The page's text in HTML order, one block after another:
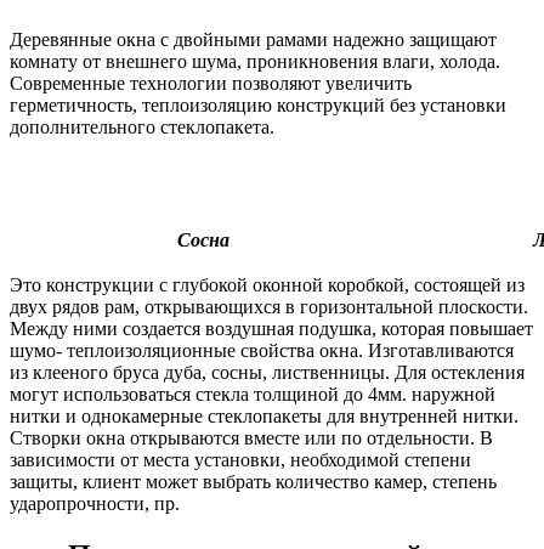
Деревянные окна с двойными рамами надежно защищают
комнату от внешнего шума, проникновения влаги, холода.
Современные технологии позволяют увеличить
герметичность, теплоизоляцию конструкций без установки
дополнительного стеклопакета.
Сосна
Это конструкции с глубокой оконной коробкой, состоящей из
двух рядов рам, открывающихся в горизонтальной плоскости.
Между ними создается воздушная подушка, которая повышает
шумо- теплоизоляционные свойства окна. Изготавливаются
из клееного бруса дуба, сосны, лиственницы. Для остекления
могут использоваться стекла толщиной до 4мм. наружной
нитки и однокамерные стеклопакеты для внутренней нитки.
Створки окна открываются вместе или по отдельности. В
зависимости от места установки, необходимой степени
защиты, клиент может выбрать количество камер, степень
ударопрочности, пр.